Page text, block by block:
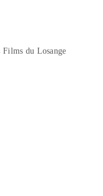
Films du Losange